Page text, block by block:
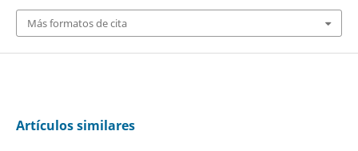
Más formatos de cita
Artículos similares